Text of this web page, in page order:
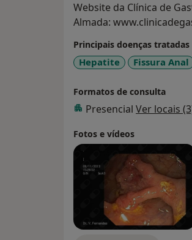
Website da Clínica de
Almada:
Principais doenças tratadas
Hepatite Fissura Anal
Formatos de consulta
Presencial Ver locais
Fotos e vídeos